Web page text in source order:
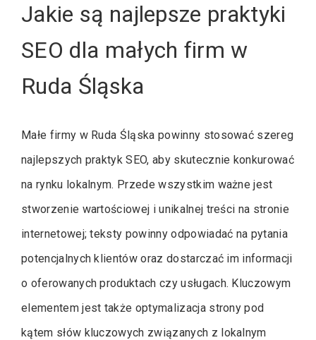
Jakie są najlepsze praktyki
SEO dla małych firm w
Ruda Śląska
Małe firmy w Ruda Śląska powinny stosować szereg
najlepszych praktyk SEO, aby skutecznie konkurować
na rynku lokalnym. Przede wszystkim ważne jest
stworzenie wartościowej i unikalnej treści na stronie
internetowej; teksty powinny odpowiadać na pytania
potencjalnych klientów oraz dostarczać im informacji
o oferowanych produktach czy usługach. Kluczowym
elementem jest także optymalizacja strony pod
kątem słów kluczowych związanych z lokalnym